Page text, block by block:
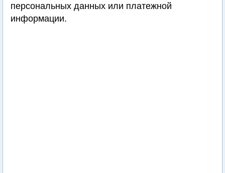
персональных данных или платежной
информации.